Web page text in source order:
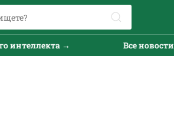
→ Все новости